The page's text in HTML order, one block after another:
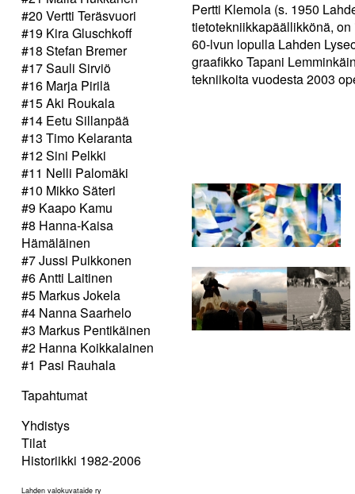
#20 Vertti Teräsvuori
#19 Kira Gluschkoff
#18 Stefan Bremer
#17 Sauli Sirviö
#16 Marja Pirilä
#15 Aki Roukala
#14 Eetu Sillanpää
#13 Timo Kelaranta
#12 Sini Pelkki
#11 Nelli Palomäki
#10 Mikko Säteri
#9 Kaapo Kamu
#8 Hanna-Kaisa
Hämäläinen
#7 Jussi Puikkonen
#6 Antti Laitinen
#5 Markus Jokela
#4 Nanna Saarhelo
#3 Markus Pentikäinen
#2 Hanna Koikkalainen
#1 Pasi Rauhala
Tapahtumat
Yhdistys
Tilat
Historiikki 1982-2006
Lahden valokuvataide ry
Pertti Klemola (s. 1950
tietotekniikkapäällikkönä,
60-lvun lopulla Lahden
graafikko Tapani
tekniikoita vuodesta 2003